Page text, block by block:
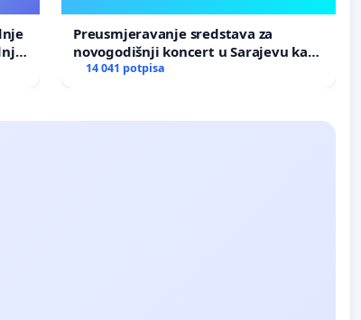
Preusmjeravanje sredstava za
novogodišnji koncert u Sarajevu ka
poplavljenim područjima
14 041 potpisa